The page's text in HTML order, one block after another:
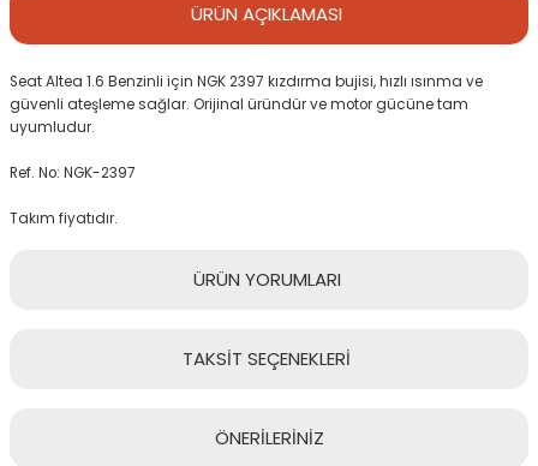
ÜRÜN AÇIKLAMASI
Seat Altea 1.6 Benzinli için NGK 2397 kızdırma bujisi, hızlı ısınma ve
güvenli ateşleme sağlar. Orijinal üründür ve motor gücüne tam
uyumludur.
Ref. No: NGK-2397
Takım fiyatıdır.
ÜRÜN YORUMLARI
TAKSİT SEÇENEKLERİ
ÖNERİLERİNİZ